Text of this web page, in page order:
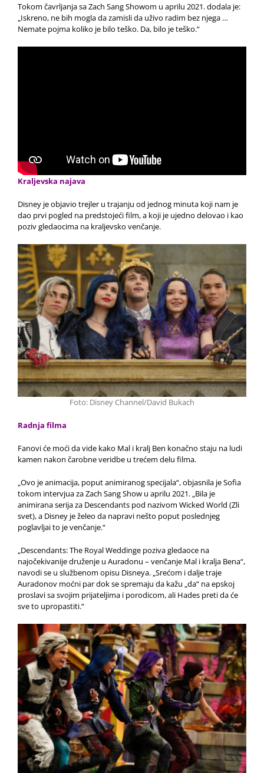
Tokom čavrljanja sa Zach Sang Showom u aprilu 2021. dodala je:
„Iskreno, ne bih mogla da zamisli da uživo radim bez njega …
Nemate pojma koliko je bilo teško. Da, bilo je teško.“
Kraljevska najava
Disney je objavio trejler u trajanju od jednog minuta koji nam je
dao prvi pogled na predstojeći film, a koji je ujedno delovao i kao
poziv gledaocima na kraljevsko venčanje.
Foto: Disney Channel/David Bukach
Radnja filma
Fanovi će moći da vide kako Mal i kralj Ben konačno staju na ludi
kamen nakon čarobne veridbe u trećem delu filma.
„Ovo je animacija, poput animiranog specijala“, objasnila je Sofia
tokom intervjua za Zach Sang Show u aprilu 2021. „Bila je
animirana serija za Descendants pod nazivom Wicked World (Zli
svet), a Disney je želeo da napravi nešto poput poslednjeg
poglavljai to jevenčanje.“
„Descendants: The Royal Weddinge poziva gledaoce na
najočekivanije druženje u Auradonu – venčanje Mal i kralja Bena“,
navodi se u službenom opisu Disneya. „Srećom i dalje traje
Auradonov moćni par dok se spremaju da kažu „da“ na epskoj
proslavi sa svojim prijateljima i porodicom, ali Hades preti da će
sve to upropastiti.“